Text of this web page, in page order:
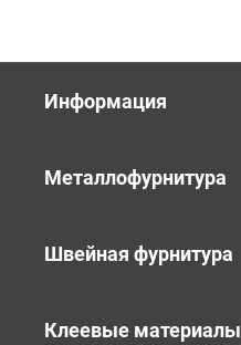
Информация
Металлофурнитура
Швейная фурнитура
Клеевые материалы